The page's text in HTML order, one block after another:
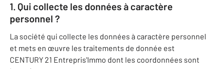
1. Qui collecte les données à caractère
personnel ?
La société qui collecte les données à caractère personnel
et mets en œuvre les traitements de donnée est
CENTURY 21 Entrepris'Immo dont les coordonnées sont